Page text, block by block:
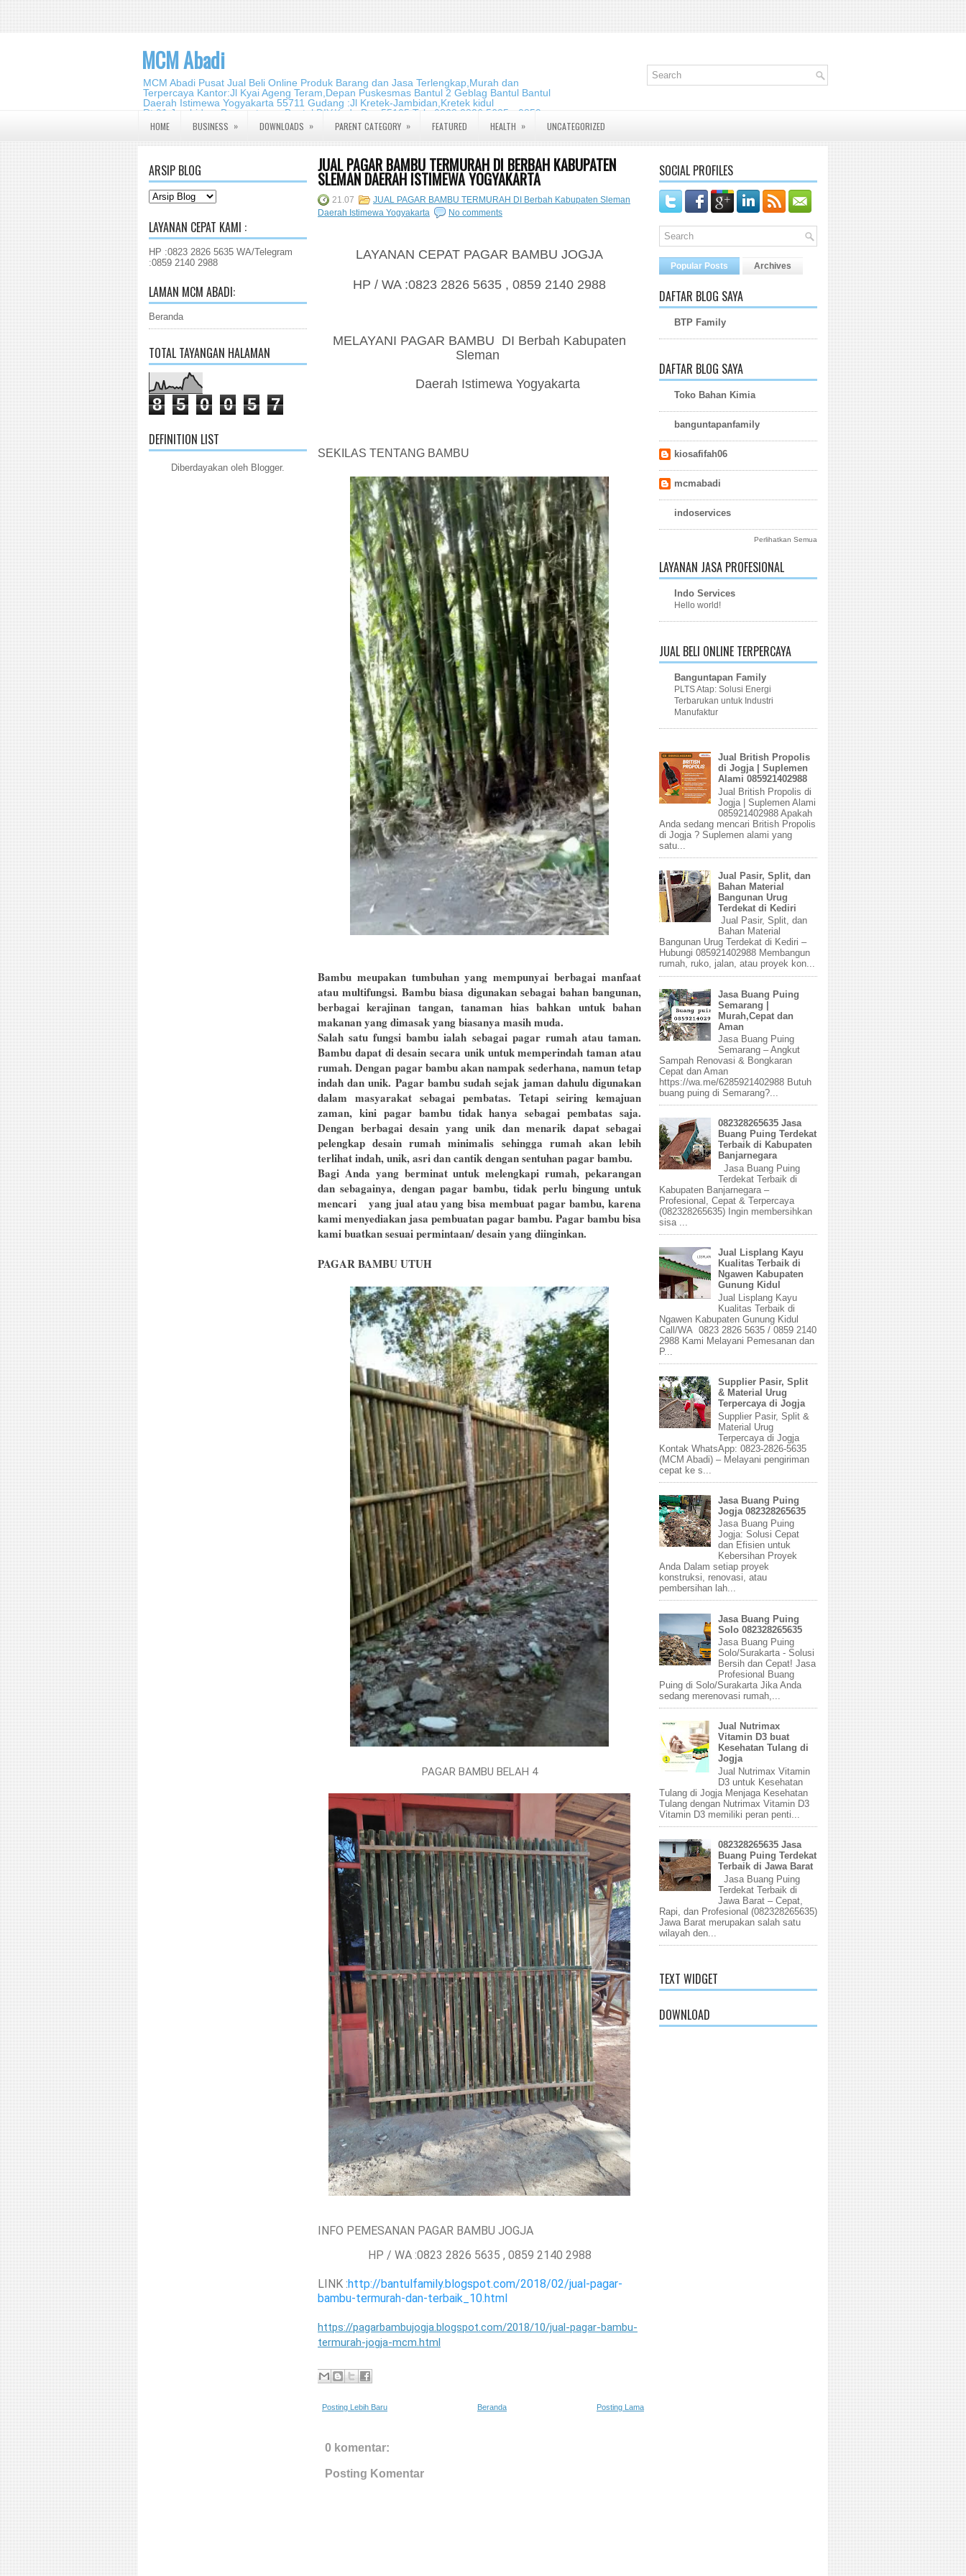
MCM Abadi
MCM Abadi Pusat Jual Beli Online Produk Barang dan Jasa Terlengkap,Murah dan
Terpercaya Kantor:Jl Kyai Ageng Teram,Depan Puskesmas Bantul 2 Geblag Bantul Bantul
Daerah Istimewa Yogyakarta 55711 Gudang :Jl Kretek-Jambidan,Kretek kidul
Rt.01,Jambidan, Banguntapan,Bantul,DIY.Kode Pos:55195 Telp:0823 2826 5635 - 0859
2140 2988
HOME BUSINESS » DOWNLOADS » PARENT CATEGORY » FEATURED HEALTH » UNCATEGORIZED
ARSIP BLOG
LAYANAN CEPAT KAMI :
HP :0823 2826 5635 WA/Telegram
:0859 2140 2988
LAMAN MCM ABADI:
Beranda
TOTAL TAYANGAN HALAMAN
8 5 0 0 5 7
DEFINITION LIST
Diberdayakan oleh Blogger.
JUAL PAGAR BAMBU TERMURAH DI BERBAH KABUPATEN
SLEMAN DAERAH ISTIMEWA YOGYAKARTA
21.07
JUAL PAGAR BAMBU TERMURAH DI Berbah Kabupaten Sleman
Daerah Istimewa Yogyakarta
No comments
LAYANAN CEPAT PAGAR BAMBU JOGJA
HP / WA :0823 2826 5635 , 0859 2140 2988
MELAYANI PAGAR BAMBU DI Berbah Kabupaten
Sleman
Daerah Istimewa Yogyakarta
SEKILAS TENTANG BAMBU
Bambu meupakan tumbuhan yang mempunyai berbagai manfaat
atau multifungsi. Bambu biasa digunakan sebagai bahan bangunan,
berbagai kerajinan tangan, tanaman hias bahkan untuk bahan
makanan yang dimasak yang biasanya masih muda.
Salah satu fungsi bambu ialah sebagai pagar rumah atau taman.
Bambu dapat di desain secara unik untuk memperindah taman atau
rumah. Dengan pagar bambu akan nampak sederhana, namun tetap
indah dan unik. Pagar bambu sudah sejak jaman dahulu digunakan
dalam masyarakat sebagai pembatas. Tetapi seiring kemajuan
zaman, kini pagar bambu tidak hanya sebagai pembatas saja.
Dengan berbagai desain yang unik dan menarik dapat sebagai
pelengkap desain rumah minimalis sehingga rumah akan lebih
terlihat indah, unik, asri dan cantik dengan sentuhan pagar bambu.
Bagi Anda yang berminat untuk melengkapi rumah, pekarangan
dan sebagainya, dengan pagar bambu, tidak perlu bingung untuk
mencari yang jual atau yang bisa membuat pagar bambu, karena
kami menyediakan jasa pembuatan pagar bambu. Pagar bambu bisa
kami buatkan sesuai permintaan/ desain yang diinginkan.
PAGAR BAMBU UTUH
PAGAR BAMBU BELAH 4
INFO PEMESANAN PAGAR BAMBU JOGJA
HP / WA :0823 2826 5635 , 0859 2140 2988
LINK :http://bantulfamily.blogspot.com/2018/02/jual-pagar-
bambu-termurah-dan-terbaik_10.html
https://pagarbambujogja.blogspot.com/2018/10/jual-pagar-bambu-
termurah-jogja-mcm.html
Posting Lebih Baru Posting Lama
Beranda
0 komentar:
Posting Komentar
SOCIAL PROFILES
Popular Posts Archives
DAFTAR BLOG SAYA
BTP Family
DAFTAR BLOG SAYA
Toko Bahan Kimia
banguntapanfamily
kiosafifah06
mcmabadi
indoservices
Perlihatkan Semua
LAYANAN JASA PROFESIONAL
Indo Services
Hello world!
JUAL BELI ONLINE TERPERCAYA
Banguntapan Family
PLTS Atap: Solusi Energi
Terbarukan untuk Industri
Manufaktur
Jual British Propolis
di Jogja | Suplemen
Alami 085921402988
Jual British Propolis di
Jogja | Suplemen Alami
085921402988 Apakah
Anda sedang mencari British Propolis
di Jogja ? Suplemen alami yang
satu...
Jual Pasir, Split, dan
Bahan Material
Bangunan Urug
Terdekat di Kediri
Jual Pasir, Split, dan
Bahan Material
Bangunan Urug Terdekat di Kediri –
Hubungi 085921402988 Membangun
rumah, ruko, jalan, atau proyek kon...
Jasa Buang Puing
Semarang |
Murah,Cepat dan
Aman
Jasa Buang Puing
Semarang – Angkut
Sampah Renovasi & Bongkaran
Cepat dan Aman
https://wa.me/6285921402988 Butuh
buang puing di Semarang?...
082328265635 Jasa
Buang Puing Terdekat
Terbaik di Kabupaten
Banjarnegara
Jasa Buang Puing
Terdekat Terbaik di
Kabupaten Banjarnegara –
Profesional, Cepat & Terpercaya
(082328265635) Ingin membersihkan
sisa ...
Jual Lisplang Kayu
Kualitas Terbaik di
Ngawen Kabupaten
Gunung Kidul
Jual Lisplang Kayu
Kualitas Terbaik di
Ngawen Kabupaten Gunung Kidul
Call/WA 0823 2826 5635 / 0859 2140
2988 Kami Melayani Pemesanan dan
P...
Supplier Pasir, Split
& Material Urug
Terpercaya di Jogja
Supplier Pasir, Split &
Material Urug
Terpercaya di Jogja
Kontak WhatsApp: 0823-2826-5635
(MCM Abadi) – Melayani pengiriman
cepat ke s...
Jasa Buang Puing
Jogja 082328265635
Jasa Buang Puing
Jogja: Solusi Cepat
dan Efisien untuk
Kebersihan Proyek
Anda Dalam setiap proyek
konstruksi, renovasi, atau
pembersihan lah...
Jasa Buang Puing
Solo 082328265635
Jasa Buang Puing
Solo/Surakarta - Solusi
Bersih dan Cepat! Jasa
Profesional Buang
Puing di Solo/Surakarta Jika Anda
sedang merenovasi rumah,...
Jual Nutrimax
Vitamin D3 buat
Kesehatan Tulang di
Jogja
Jual Nutrimax Vitamin
D3 untuk Kesehatan
Tulang di Jogja Menjaga Kesehatan
Tulang dengan Nutrimax Vitamin D3
Vitamin D3 memiliki peran penti...
082328265635 Jasa
Buang Puing Terdekat
Terbaik di Jawa Barat
Jasa Buang Puing
Terdekat Terbaik di
Jawa Barat – Cepat,
Rapi, dan Profesional (082328265635)
Jawa Barat merupakan salah satu
wilayah den...
TEXT WIDGET
DOWNLOAD